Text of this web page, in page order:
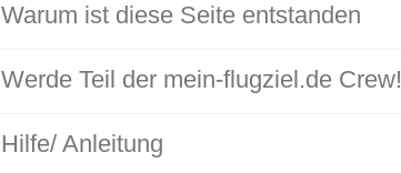
Warum ist diese Seite entstanden
Werde Teil der mein-flugziel.de Crew!
Hilfe/ Anleitung